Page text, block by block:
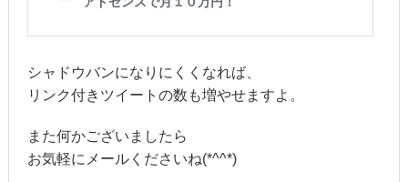
シャドウバンになりにくくなれば、
リンク付きツイートの数も増やせますよ。
また何かございましたら
お気軽にメールくださいね(*^^*)